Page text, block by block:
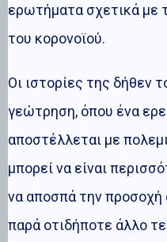
ερωτήματα σχετικά με
του κορονοϊού.
Οι ιστορίες της δήθεν
γεώτρηση, όπου ένα
αποστέλλεται με
μπορεί να είναι
να αποσπά την προσοχή
παρά οτιδήποτε άλλο